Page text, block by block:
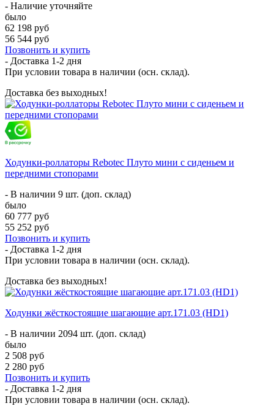
- Наличие уточняйте
было
62 198 руб
56 544 руб
Позвонить и купить
- Доставка 1-2 дня
При условии товара в наличии (осн. склад).
Доставка без выходных!
Ходунки-роллаторы Rebotec Плуто мини с сиденьем и
передними стопорами
- В наличии 9 шт. (доп. склад)
было
60 777 руб
55 252 руб
Позвонить и купить
- Доставка 1-2 дня
При условии товара в наличии (осн. склад).
Доставка без выходных!
Ходунки жёсткостоящие шагающие арт.171.03 (HD1)
- В наличии 2094 шт. (доп. склад)
было
2 508 руб
2 280 руб
Позвонить и купить
- Доставка 1-2 дня
При условии товара в наличии (осн. склад).